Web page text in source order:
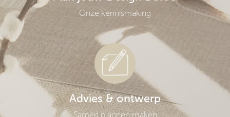
Onze kennismaking
Advies & ontwerp
Samen plannen maken